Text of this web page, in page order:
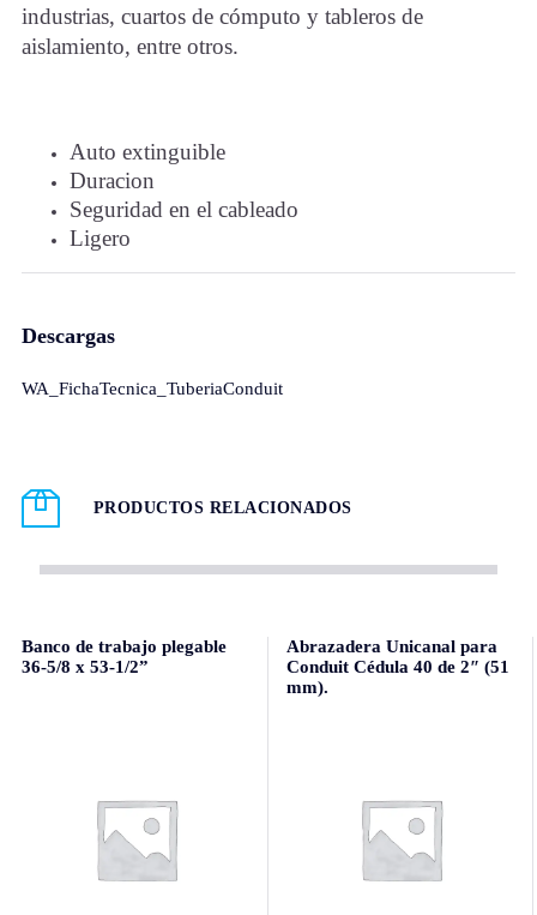
industrias, cuartos de cómputo y tableros de
aislamiento, entre otros.
Auto extinguible
Duracion
Seguridad en el cableado
Ligero
Descargas
WA_FichaTecnica_TuberiaConduit
PRODUCTOS RELACIONADOS
Banco de trabajo plegable
36-5/8 x 53-1/2”
Abrazadera Unicanal para
Conduit Cédula 40 de 2″ (51
mm).